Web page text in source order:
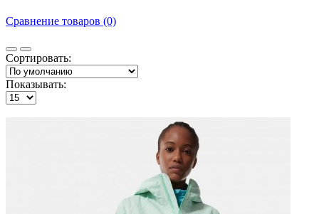
Сравнение товаров (0)
Сортировать:
Показывать: